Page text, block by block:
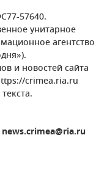
57640.
унитарное
агентство
и новостей сайта
crimea.ria.ru
news.crimea@ria.ru